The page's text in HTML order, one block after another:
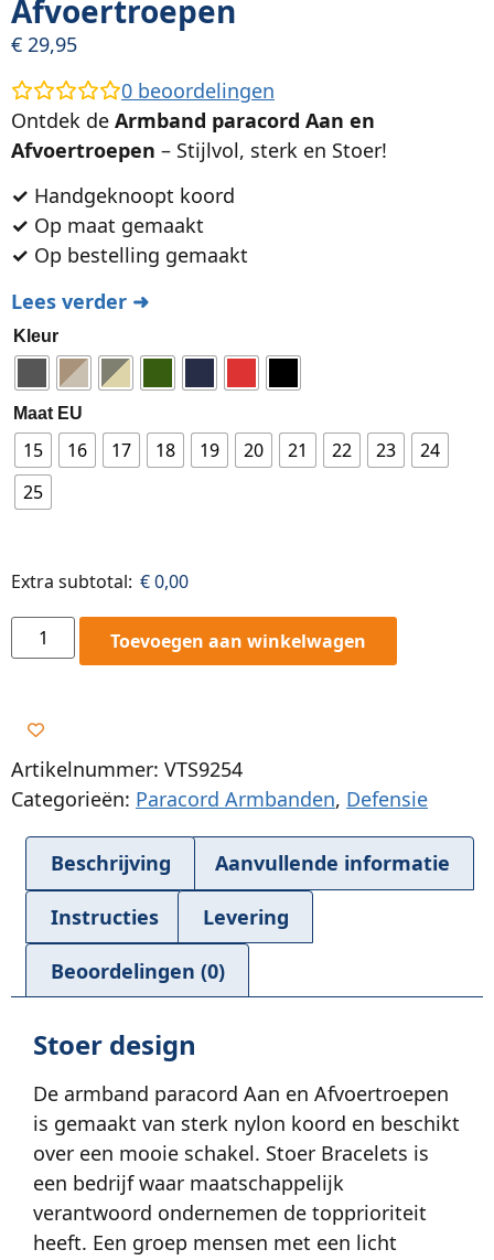
Afvoertroepen
€ 29,95
0 beoordelingen
Ontdek de Armband paracord Aan en
Afvoertroepen – Stijlvol, sterk en Stoer!
✓ Handgeknoopt koord
✓ Op maat gemaakt
✓ Op bestelling gemaakt
Lees verder ➜
Kleur
Maat EU
15 16 17 18 19 20 21 22 23
24
25
Extra subtotal: €0,00
Toevoegen aan winkelwagen
Artikelnummer: VTS9254
Categorieën: Paracord Armbanden, Defensie
Beschrijving Aanvullende informatie
Instructies Levering
Beoordelingen (0)
Stoer design
De armband paracord Aan en Afvoertroepen
is gemaakt van sterk nylon koord en beschikt
over een mooie schakel. Stoer Bracelets is
een bedrijf waar maatschappelijk
verantwoord ondernemen de topprioriteit
heeft. Een groep mensen met een licht